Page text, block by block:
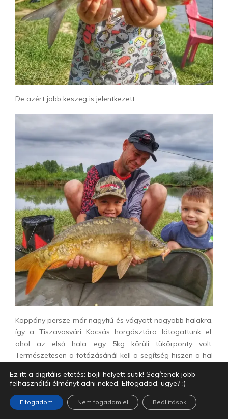
De azért jobb keszeg is jelentkezett.
Koppány persze már nagyfiú és vágyott nagyobb halakra,
így a Tiszavasvári Kacsás horgásztóra látogattunk el,
ahol az első hala egy 5kg körüli tükörponty volt.
Természetesen a fotózásánál kell a segítség hiszen a hal
Ez itt a digitális etetés: bojli helyett sütik! Segítenek jobb
felhasználói élményt adni neked. Elfogadod, ugye? :)
Elfogadom Nem fogadom el Beállítások